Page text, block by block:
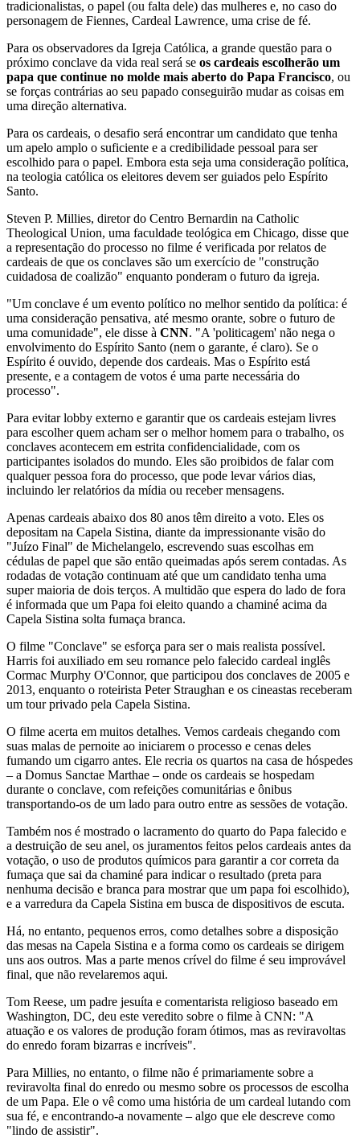
tradicionalistas, o papel (ou falta dele) das mulheres e, no caso do
personagem de Fiennes, Cardeal Lawrence, uma crise de fé.
Para os observadores da Igreja Católica, a grande questão para o
próximo conclave da vida real será se os cardeais escolherão um
papa que continue no molde mais aberto do Papa Francisco, ou
se forças contrárias ao seu papado conseguirão mudar as coisas em
uma direção alternativa.
Para os cardeais, o desafio será encontrar um candidato que tenha
um apelo amplo o suficiente e a credibilidade pessoal para ser
escolhido para o papel. Embora esta seja uma consideração política,
na teologia católica os eleitores devem ser guiados pelo Espírito
Santo.
Steven P. Millies, diretor do Centro Bernardin na Catholic
Theological Union, uma faculdade teológica em Chicago, disse que
a representação do processo no filme é verificada por relatos de
cardeais de que os conclaves são um exercício de "construção
cuidadosa de coalizão" enquanto ponderam o futuro da igreja.
"Um conclave é um evento político no melhor sentido da política: é
uma consideração pensativa, até mesmo orante, sobre o futuro de
uma comunidade", ele disse à CNN. "A 'politicagem' não nega o
envolvimento do Espírito Santo (nem o garante, é claro). Se o
Espírito é ouvido, depende dos cardeais. Mas o Espírito está
presente, e a contagem de votos é uma parte necessária do
processo".
Para evitar lobby externo e garantir que os cardeais estejam livres
para escolher quem acham ser o melhor homem para o trabalho, os
conclaves acontecem em estrita confidencialidade, com os
participantes isolados do mundo. Eles são proibidos de falar com
qualquer pessoa fora do processo, que pode levar vários dias,
incluindo ler relatórios da mídia ou receber mensagens.
Apenas cardeais abaixo dos 80 anos têm direito a voto. Eles os
depositam na Capela Sistina, diante da impressionante visão do
"Juízo Final" de Michelangelo, escrevendo suas escolhas em
cédulas de papel que são então queimadas após serem contadas. As
rodadas de votação continuam até que um candidato tenha uma
super maioria de dois terços. A multidão que espera do lado de fora
é informada que um Papa foi eleito quando a chaminé acima da
Capela Sistina solta fumaça branca.
O filme "Conclave" se esforça para ser o mais realista possível.
Harris foi auxiliado em seu romance pelo falecido cardeal inglês
Cormac Murphy O'Connor, que participou dos conclaves de 2005 e
2013, enquanto o roteirista Peter Straughan e os cineastas receberam
um tour privado pela Capela Sistina.
O filme acerta em muitos detalhes. Vemos cardeais chegando com
suas malas de pernoite ao iniciarem o processo e cenas deles
fumando um cigarro antes. Ele recria os quartos na casa de hóspedes
– a Domus Sanctae Marthae – onde os cardeais se hospedam
durante o conclave, com refeições comunitárias e ônibus
transportando-os de um lado para outro entre as sessões de votação.
Também nos é mostrado o lacramento do quarto do Papa falecido e
a destruição de seu anel, os juramentos feitos pelos cardeais antes da
votação, o uso de produtos químicos para garantir a cor correta da
fumaça que sai da chaminé para indicar o resultado (preta para
nenhuma decisão e branca para mostrar que um papa foi escolhido),
e a varredura da Capela Sistina em busca de dispositivos de escuta.
Há, no entanto, pequenos erros, como detalhes sobre a disposição
das mesas na Capela Sistina e a forma como os cardeais se dirigem
uns aos outros. Mas a parte menos crível do filme é seu improvável
final, que não revelaremos aqui.
Tom Reese, um padre jesuíta e comentarista religioso baseado em
Washington, DC, deu este veredito sobre o filme à CNN: "A
atuação e os valores de produção foram ótimos, mas as reviravoltas
do enredo foram bizarras e incríveis".
Para Millies, no entanto, o filme não é primariamente sobre a
reviravolta final do enredo ou mesmo sobre os processos de escolha
de um Papa. Ele o vê como uma história de um cardeal lutando com
sua fé, e encontrando-a novamente – algo que ele descreve como
"lindo de assistir".